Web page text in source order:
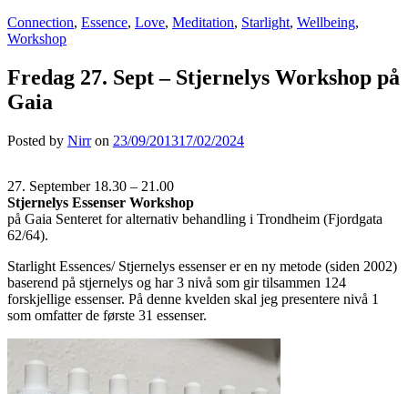
Connection, Essence, Love, Meditation, Starlight, Wellbeing,
Workshop
Fredag 27. Sept – Stjernelys Workshop på
Gaia
Posted by Nirr on 23/09/201317/02/2024
27. September 18.30 – 21.00
Stjernelys Essenser Workshop
på Gaia Senteret for alternativ behandling i Trondheim (Fjordgata
62/64).
Starlight Essences/ Stjernelys essenser er en ny metode (siden 2002)
baserend på stjernelys og har 3 nivå som gir tilsammen 124
forskjellige essenser. På denne kvelden skal jeg presentere nivå 1
som omfatter de første 31 essenser.